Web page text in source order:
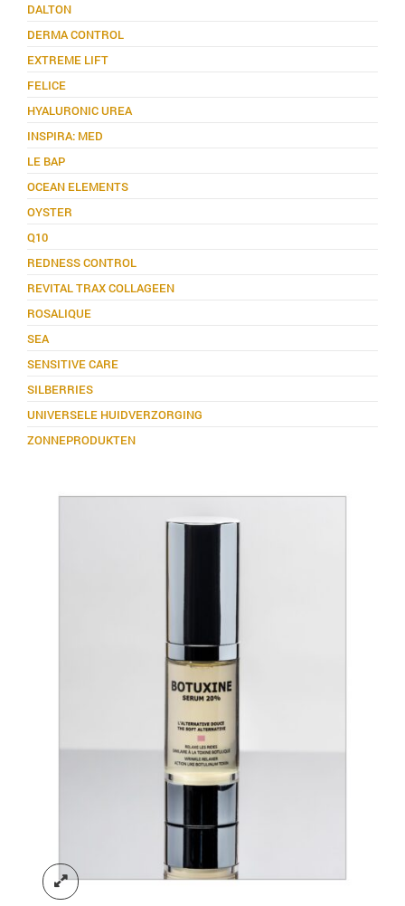
DALTON
DERMA CONTROL
EXTREME LIFT
FELICE
HYALURONIC UREA
INSPIRA: MED
LE BAP
OCEAN ELEMENTS
OYSTER
Q10
REDNESS CONTROL
REVITAL TRAX COLLAGEEN
ROSALIQUE
SEA
SENSITIVE CARE
SILBERRIES
UNIVERSELE HUIDVERZORGING
ZONNEPRODUKTEN